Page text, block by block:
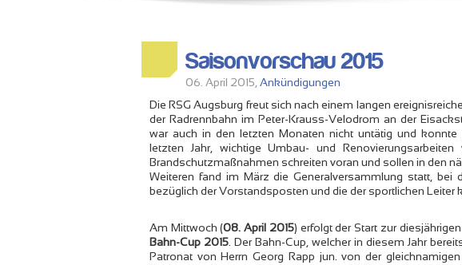
Saisonvorschau 2015
06. April 2015, Ankündigungen
Die RSG Augsburg freut sich nach einem langen
der Radrennbahn im Peter-Krauss-Velodrom an der
war auch in den letzten Monaten nicht untätig und konnte
letzten Jahr, wichtige Umbau- und
Brandschutzmaßnahmen schreiten voran und sollen in den
Weiteren fand im März die Generalversammlung statt, bei
bezüglich der Vorstandsposten und die der sportlichen Leiter
Am Mittwoch (08. April 2015) erfolgt der Start zur
Bahn-Cup 2015. Der Bahn-Cup, welcher in diesem Jahr
Patronat von Herrn Georg Rapp jun. von der